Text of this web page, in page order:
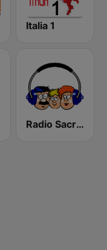
Italia 1
Radio Sacra Famiglia